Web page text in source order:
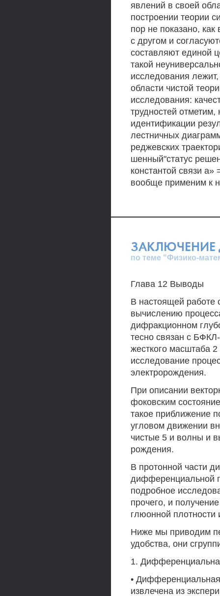
явлений в своей
построении теории
пор не показано,
с другом и
составляют единой
такой
исследования
области чистой
исследования:
трудностей
идентификации
лестничных
реджевских
шенный"статус
константой связи
вообще применим к
ЗАКЛЮЧЕНИЕ
по теме "Физико-
Глава 12 Выводы
В настоящей работе
вычислению
дифракционном
тесно связан с
жесткого масштаба
исследование
электророждения.
При описании
фоковским
такое приближение
угловом движении
чистые 5 и волны и
рождения.
В протонной части
дифференциальной
подробное
прочего, и
глюонной плотности
Ниже мы приводим
удобства, они
1.
•
извлечена из